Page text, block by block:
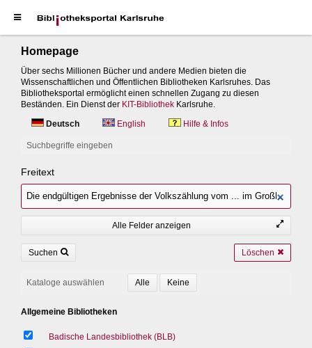
Homepage
Über sechs Millionen Bücher und andere Medien bieten die
Wissenschaftlichen und Öffentlichen Bibliotheken Karlsruhes. Das
Bibliotheksportal ermöglicht einen schnellen Zugang zu diesen
Beständen. Ein Dienst der KIT-Bibliothek Karlsruhe.
Deutsch
English Hilfe & Infos
Suchbegriffe eingeben
Freitext
Alle Felder anzeigen
Suchen Löschen
Kataloge auswählen
Allgemeine Bibliotheken
Badische Landesbibliothek (BLB)